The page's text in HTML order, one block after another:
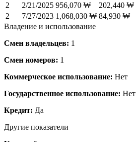
2
2/21/2025 956,070 ₩ 202,440 ₩
2
7/27/2023 1,068,030 ₩ 84,930 ₩
Владение и использование
Смен владельцев: 1
Смен номеров: 1
Коммерческое использование: Нет
Государственное использование: Нет
Кредит: Да
Другие показатели